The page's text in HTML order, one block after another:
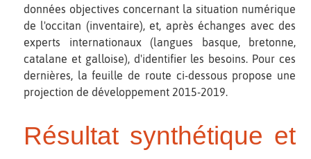
données objectives concernant la situation numérique
de l'occitan (inventaire), et, après échanges avec des
experts internationaux (langues basque, bretonne,
catalane et galloise), d'identifier les besoins. Pour ces
dernières, la feuille de route ci-dessous propose une
projection de développement 2015-2019.
Résultat synthétique et